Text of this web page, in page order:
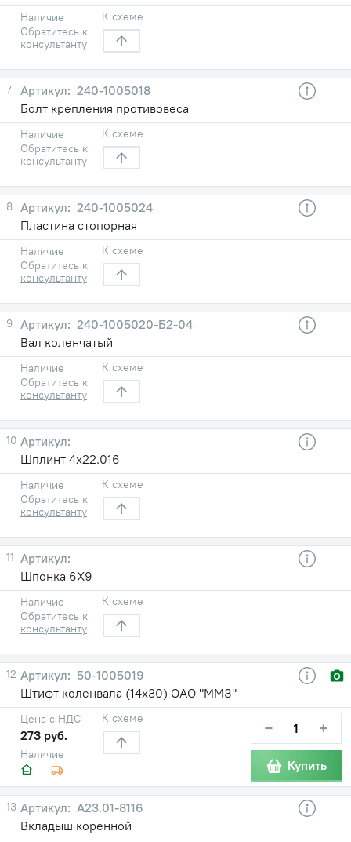
Наличие
Обратитесь к
консультанту
К схеме
7
240-1005018
Болт крепления противовеса
Наличие
Обратитесь к
консультанту
К схеме
8
240-1005024
Пластина стопорная
Наличие
Обратитесь к
консультанту
К схеме
9
240-1005020-Б2-04
Вал коленчатый
Наличие
Обратитесь к
консультанту
К схеме
10
Шплинт 4х22.016
Наличие
Обратитесь к
консультанту
К схеме
11
Шпонка 6Х9
Наличие
Обратитесь к
консультанту
К схеме
12
50-1005019
Штифт коленвала (14х30) ОАО "ММЗ"
Наличие
Цена с НДС
273 руб.
К схеме − +
Купить
13
А23.01-8116
Вкладыш коренной